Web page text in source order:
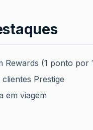
Rewards (1 ponto por
Prestige
em viagem